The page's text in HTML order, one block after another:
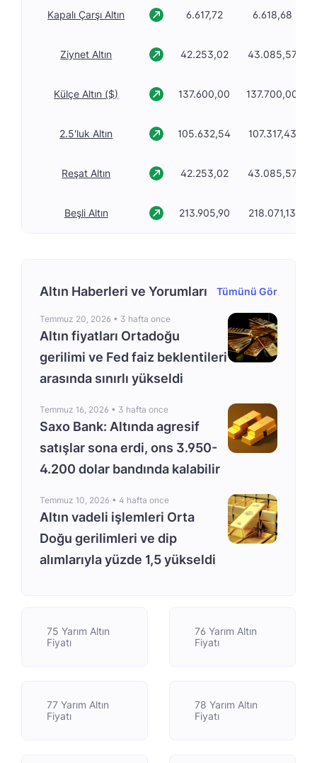
Kapalı Çarşı Altın 6.617,72 6.618,68
Ziynet Altın 42.253,02 43.085,57
Külçe Altın ($) 137.600,00 137.700,00
2.5'luk Altın 105.632,54 107.317,43
Reşat Altın 42.253,02 43.085,57
Beşli Altın 213.905,90 218.071,13
Altın Haberleri ve Yorumları Tümünü Gör
Temmuz 20, 2026 • 3 hafta once
Altın fiyatları Ortadoğu
gerilimi ve Fed faiz beklentileri
arasında sınırlı yükseldi
Temmuz 16, 2026 • 3 hafta once
Saxo Bank: Altında agresif
satışlar sona erdi, ons 3.950-
4.200 dolar bandında kalabilir
Temmuz 10, 2026 • 4 hafta once
Altın vadeli işlemleri Orta
Doğu gerilimleri ve dip
alımlarıyla yüzde 1,5 yükseldi
75 Yarım Altın
Fiyatı
76 Yarım Altın
Fiyatı
77 Yarım Altın
Fiyatı
78 Yarım Altın
Fiyatı